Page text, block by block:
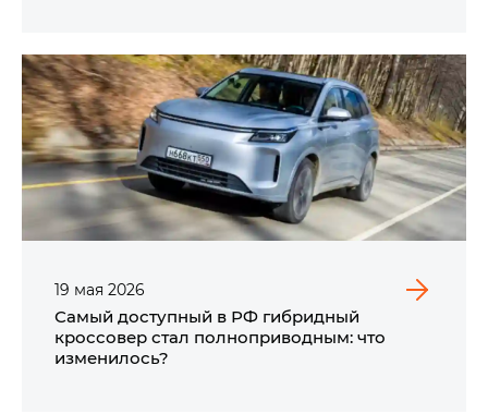
19 мая 2026
Самый доступный в РФ гибридный
кроссовер стал полноприводным: что
изменилось?